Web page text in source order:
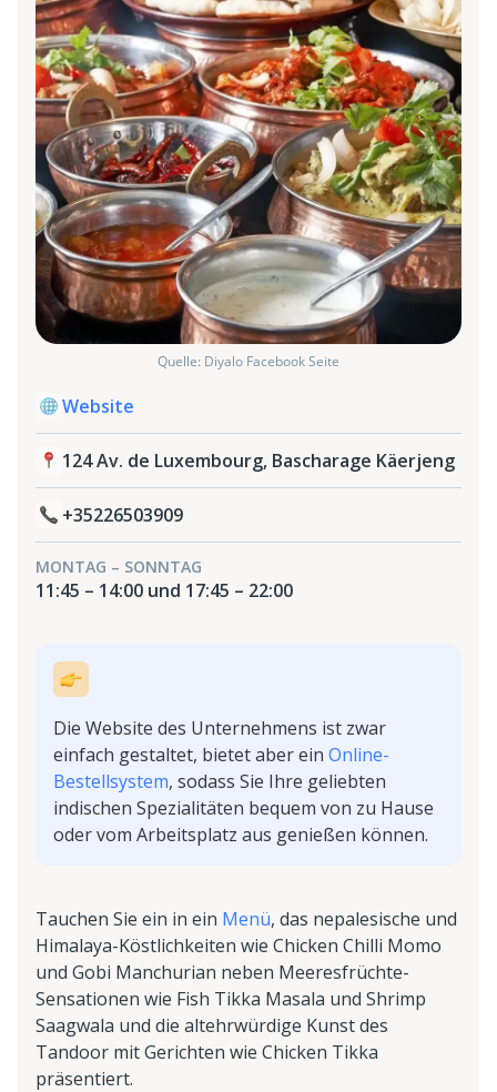
Quelle: Diyalo Facebook Seite
Website
124 Av. de Luxembourg, Bascharage Käerjeng
+35226503909
MONTAG – SONNTAG
11:45 – 14:00 und 17:45 – 22:00
Die Website des Unternehmens ist zwar
einfach gestaltet, bietet aber ein Online-
Bestellsystem, sodass Sie Ihre geliebten
indischen Spezialitäten bequem von zu Hause
oder vom Arbeitsplatz aus genießen können.
Tauchen Sie ein in ein Menü, das nepalesische und
Himalaya-Köstlichkeiten wie Chicken Chilli Momo
und Gobi Manchurian neben Meeresfrüchte-
Sensationen wie Fish Tikka Masala und Shrimp
Saagwala und die altehrwürdige Kunst des
Tandoor mit Gerichten wie Chicken Tikka
präsentiert.